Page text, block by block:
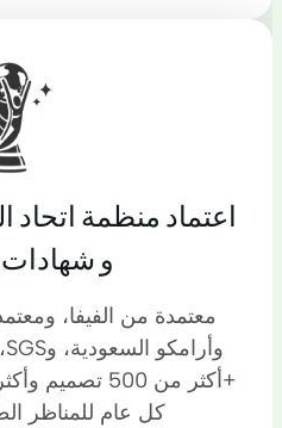
و شهادات
معتمدة من الفيفا،
كل عام للمناظر